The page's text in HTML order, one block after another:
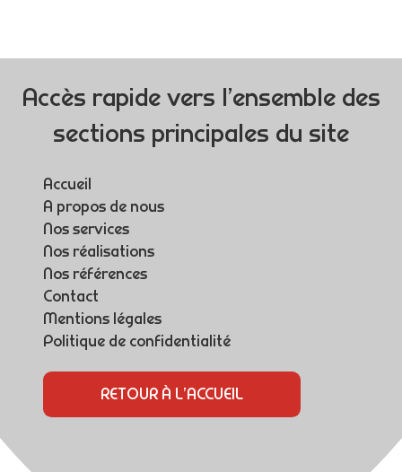
Accès rapide vers l’ensemble des
sections principales du site
Accueil
A propos de nous
Nos services
Nos réalisations
Nos références
Contact
Mentions légales
Politique de confidentialité
RETOUR À L’ACCUEIL